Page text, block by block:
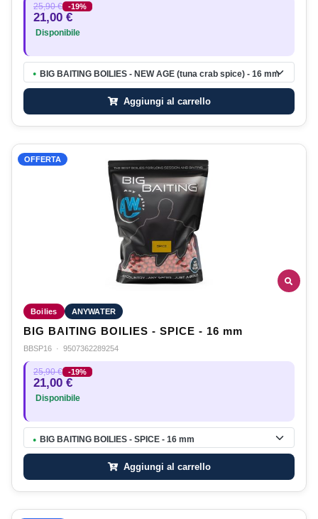
25,90 € -19%
21,00 €
Disponibile
● BIG BAITING BOILIES - NEW AGE (tuna crab spice) - 16 mm
Aggiungi al carrello
OFFERTA
Boilies ANYWATER
BIG BAITING BOILIES - SPICE - 16 mm
BBSP16 · 9507362289254
25,90 € -19%
21,00 €
Disponibile
● BIG BAITING BOILIES - SPICE - 16 mm
Aggiungi al carrello